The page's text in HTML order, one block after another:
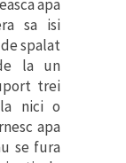
apa
sa isi
spalat
la un
trei
nici o
apa
se fura